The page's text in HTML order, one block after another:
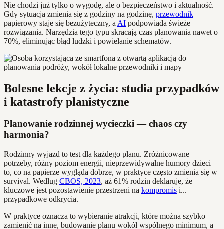
Nie chodzi już tylko o wygodę, ale o bezpieczeństwo i aktualność.
Gdy sytuacja zmienia się z godziny na godzinę, przewodnik
papierowy staje się bezużyteczny, a AI podpowiada świeże
rozwiązania. Narzędzia tego typu skracają czas planowania nawet o
70%, eliminując błąd ludzki i powielanie schematów.
Bolesne lekcje z życia: studia przypadków
i katastrofy planistyczne
Planowanie rodzinnej wycieczki — chaos czy
harmonia?
Rodzinny wyjazd to test dla każdego planu. Zróżnicowane
potrzeby, różny poziom energii, nieprzewidywalne humory dzieci –
to, co na papierze wygląda dobrze, w praktyce często zmienia się w
survival. Według CBOS, 2023, aż 61% rodzin deklaruje, że
kluczowe jest pozostawienie przestrzeni na kompromis i...
przypadkowe odkrycia.
W praktyce oznacza to wybieranie atrakcji, które można szybko
zamienić na inne, budowanie planu wokół wspólnego minimum, a